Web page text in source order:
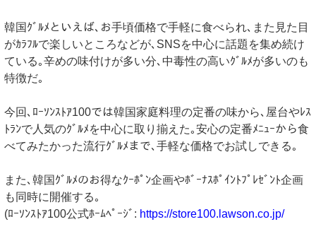
韓国ｸﾞﾙﾒといえば､お手頃価格で手軽に食べられ､また見た目
がｶﾗﾌﾙで楽しいところなどが､SNSを中心に話題を集め続け
ている｡辛めの味付けが多い分､中毒性の高いｸﾞﾙﾒが多いのも
特徴だ｡
今回､ﾛｰｿﾝｽﾄｱ100では韓国家庭料理の定番の味から､屋台やﾚｽ
ﾄﾗﾝで人気のｸﾞﾙﾒを中心に取り揃えた｡安心の定番ﾒﾆｭｰから食
べてみたかった流行ｸﾞﾙﾒまで､手軽な価格でお試しできる｡
また､韓国ｸﾞﾙﾒのお得なｸｰﾎﾟﾝ企画やﾎﾞｰﾅｽﾎﾟｲﾝﾄﾌﾟﾚｾﾞﾝﾄ企画
も同時に開催する｡
(ﾛｰｿﾝｽﾄｱ100公式ﾎｰﾑﾍﾟｰｼﾞ: https://store100.lawson.co.jp/